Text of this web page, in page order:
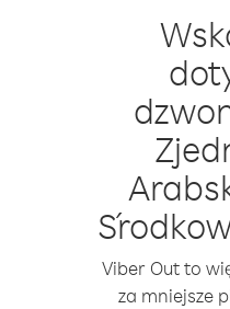
Viber Out to
za mniejsze